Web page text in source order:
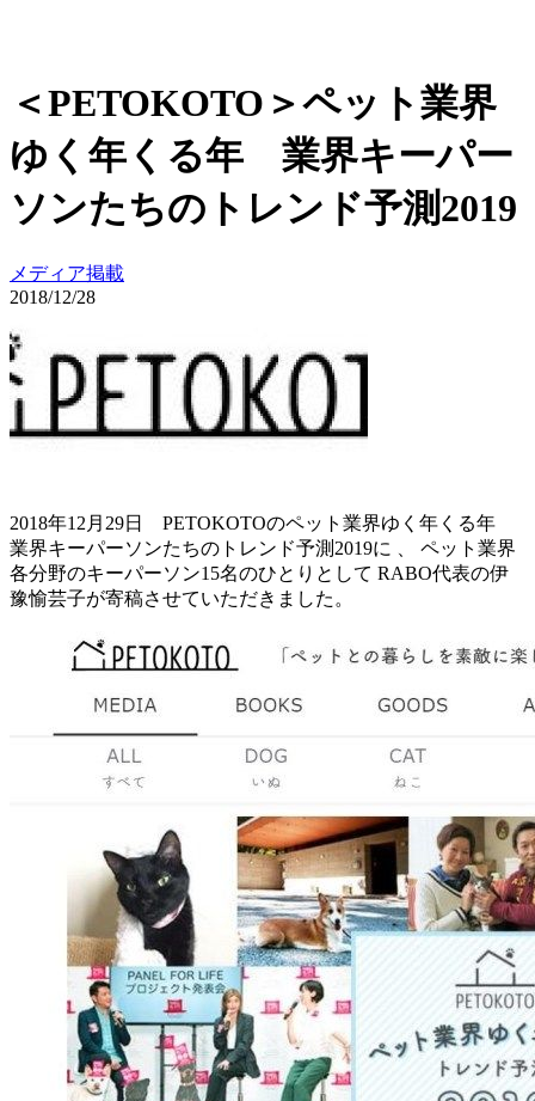
＜PETOKOTO＞ペット業界
ゆく年くる年 業界キーパー
ソンたちのトレンド予測2019
メディア掲載
2018/12/28
2018年12月29日 PETOKOTOのペット業界ゆく年くる年
業界キーパーソンたちのトレンド予測2019に 、 ペット業界
各分野のキーパーソン15名のひとりとして RABO代表の伊
豫愉芸子が寄稿させていただきました。